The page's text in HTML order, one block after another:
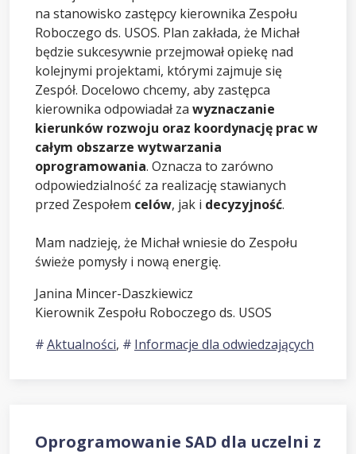
na stanowisko zastępcy kierownika Zespołu
Roboczego ds. USOS. Plan zakłada, że Michał
będzie sukcesywnie przejmował opiekę nad
kolejnymi projektami, którymi zajmuje się
Zespół. Docelowo chcemy, aby zastępca
kierownika odpowiadał za wyznaczanie
kierunków rozwoju oraz koordynację prac w
całym obszarze wytwarzania
oprogramowania. Oznacza to zarówno
odpowiedzialność za realizację stawianych
przed Zespołem celów, jak i decyzyjność.
Mam nadzieję, że Michał wniesie do Zespołu
świeże pomysły i nową energię.
Janina Mincer-Daszkiewicz
Kierownik Zespołu Roboczego ds. USOS
Aktualności, Informacje dla odwiedzających
Oprogramowanie SAD dla uczelni z